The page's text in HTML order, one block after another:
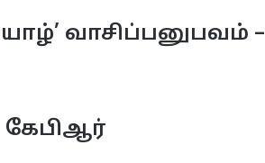
வாசிப்பனுபவம் –
கேபிஆர்